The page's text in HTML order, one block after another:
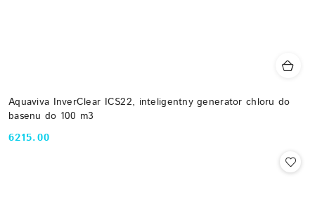
Aquaviva InverClear ICS22, inteligentny generator chloru do
basenu do 100 m3
Cena:
6215.00